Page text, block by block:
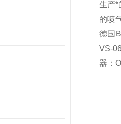
生产*
的喷
德国
VS-
器：